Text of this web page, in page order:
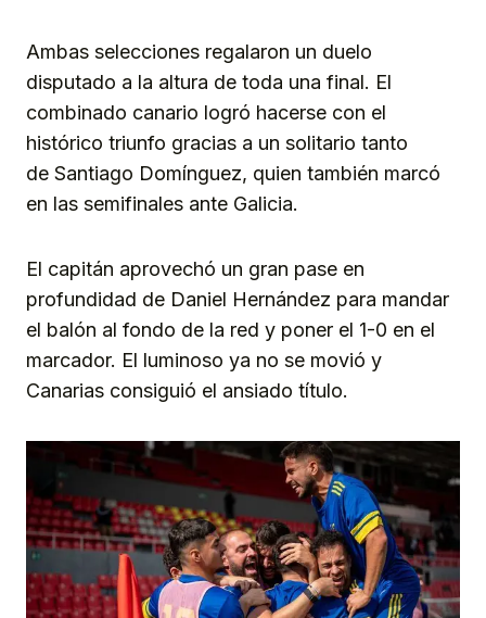
Ambas selecciones regalaron un duelo
disputado a la altura de toda una final. El
combinado canario logró hacerse con el
histórico triunfo gracias a un solitario tanto
de Santiago Domínguez, quien también marcó
en las semifinales ante Galicia.
El capitán aprovechó un gran pase en
profundidad de Daniel Hernández para mandar
el balón al fondo de la red y poner el 1-0 en el
marcador. El luminoso ya no se movió y
Canarias consiguió el ansiado título.